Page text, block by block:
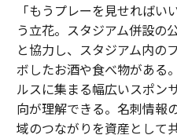
「もうプレーを見せれば
う立花。スタジアム併設の
と協力し、スタジアム内の
ボしたお酒や食べ物がある
ルスに集まる幅広いスポン
向が理解できる。名刺情報
域のつながりを資産として